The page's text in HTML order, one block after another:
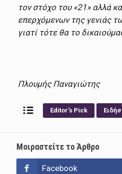
τον στόχο του «21» αλλά
επερχόμενων της γενιάς
γιατί τότε θα το
Πλουμής Παναγιώτης
Editor's Pick
Μοιραστείτε το Άρθρο
Facebook